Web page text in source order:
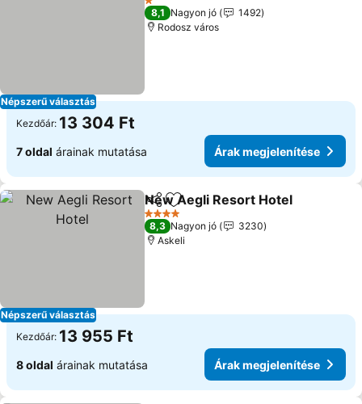
Népszerű választás
1 Kategória
8,1 Nagyon jó
1492
Rodosz város
Kezdőár: 13 304 Ft
7 oldal árainak mutatása Árak megjelenítése
Népszerű választás
Megosztás
Hozzáadás a kedvencekhez
New Aegli Resort Hotel
4 Kategória
8,3 Nagyon jó
3230
Askeli
Kezdőár: 13 955 Ft
8 oldal árainak mutatása Árak megjelenítése